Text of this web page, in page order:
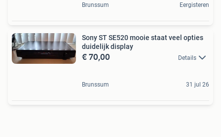
Brunssum Eergisteren
Sony ST SE520 mooie staat veel opties
duidelijk display
€ 70,00 Details
Brunssum 31 jul 26